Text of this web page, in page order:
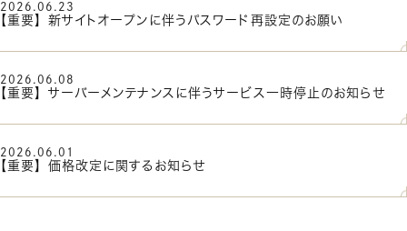
2026.06.23
【重要】 新サイトオープンに伴うパスワード再設定のお願い
2026.06.08
【重要】 サーバーメンテナンスに伴うサービス一時停止のお知らせ
2026.06.01
【重要】 価格改定に関するお知らせ